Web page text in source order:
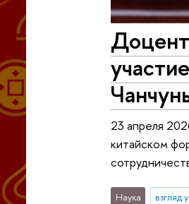
23 апреля
китайском
Наука взгляд